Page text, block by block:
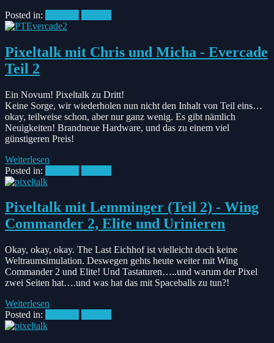
Posted in:
Pixeltalk mit Chris und Micha - Evercade
Teil 2
Ein Novum! Pixeltalk zu Dritt!
Keine Sorge, wir wiederholen nun nicht den Inhalt von Teil eins…
okay, teilweise schon, aber nur ganz wenig. Es gibt nämlich
Neuigkeiten! Brandneue Hardware, und das zu einem viel
günstigeren Preis!
Weiterlesen
Posted in:
Pixeltalk mit Lemminger (Teil 2) - Wing
Commander 2, Elite und Urinieren
Okay, okay, okay. The Last Eichhof ist vielleicht doch keine
Weltraumsimulation. Deswegen gehts heute weiter mit Wing
Commander 2 und Elite! Und Tastaturen…..und warum der Pixel
zwei Seiten hat….und was hat das mit Spaceballs zu tun?!
Weiterlesen
Posted in: